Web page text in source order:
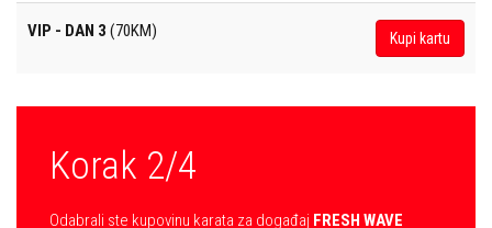
VIP - DAN 3 (70KM) Kupi kartu
Korak 2/4
Odabrali ste kupovinu karata za događaj FRESH WAVE